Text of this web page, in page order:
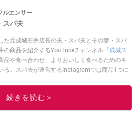
ルエンサー
スパ夫
た元成城石井店長の夫・スパ夫とその妻・スパ
の商品を紹介するYouTubeチャンネル『成城ス
品や食べ合わせ、よりおいしく食べるためのキ
る。スパ夫が運営するInstagramでは商品1つに
続きを読む＞